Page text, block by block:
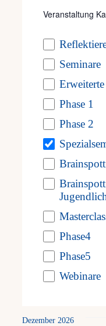
the
list
events
refresh
with
filtered
results.
Veranstaltung
Kategorie
Seminare
Phase 1
Phase 2
Phase4
Phase5
Webinare
48, Wien,
Tickets
Mo.
14 14.
2026
Häuplhof
Attersee,
Dezember 2026